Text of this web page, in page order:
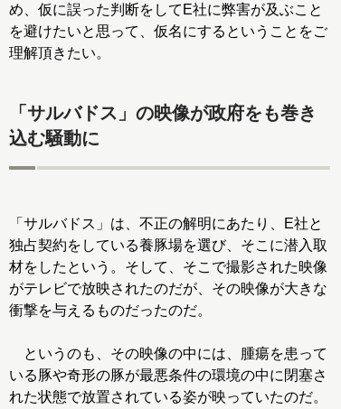
め、仮に誤った判断をしてE社に弊害が及ぶこと
を避けたいと思って、仮名にするということをご
理解頂きたい。
「サルバドス」の映像が政府をも巻き
込む騒動に
「サルバドス」は、不正の解明にあたり、E社と
独占契約をしている養豚場を選び、そこに潜入取
材をしたという。そして、そこで撮影された映像
がテレビで放映されたのだが、その映像が大きな
衝撃を与えるものだったのだ。
というのも、その映像の中には、腫瘍を患って
いる豚や奇形の豚が最悪条件の環境の中に閉塞さ
れた状態で放置されている姿が映っていたのだ。